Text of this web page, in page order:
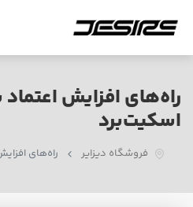
راه‌های افزایش
اسکیت‌برد
فروشگاه دیزایر راه‌های